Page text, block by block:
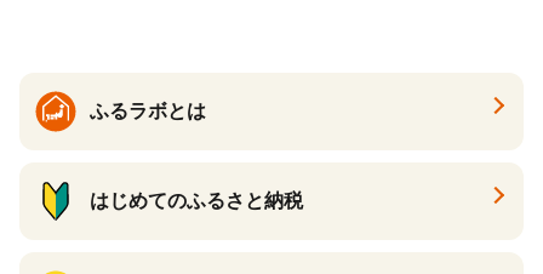
ふるラボとは
はじめてのふるさと納税